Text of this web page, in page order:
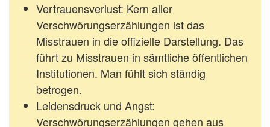
Vertrauensverlust: Kern aller
Verschwörungserzählungen ist das
Misstrauen in die offizielle Darstellung. Das
führt zu Misstrauen in sämtliche öffentlichen
Institutionen. Man fühlt sich ständig
betrogen.
Leidensdruck und Angst:
Verschwörungserzählungen gehen aus